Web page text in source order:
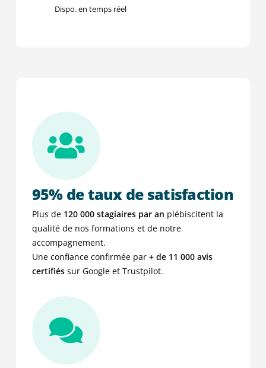
Dispo. en temps réel
95% de taux de satisfaction
Plus de 120 000 stagiaires par an plébiscitent la
qualité de nos formations et de notre
accompagnement.
Une confiance confirmée par + de 11 000 avis
certifiéssur Google et Trustpilot.